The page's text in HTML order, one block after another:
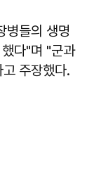
병들의 생명
다"며 "군과
주장했다.